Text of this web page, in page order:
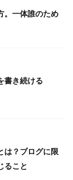
。一体誰のため
書き続ける
は？ブログに限
ること